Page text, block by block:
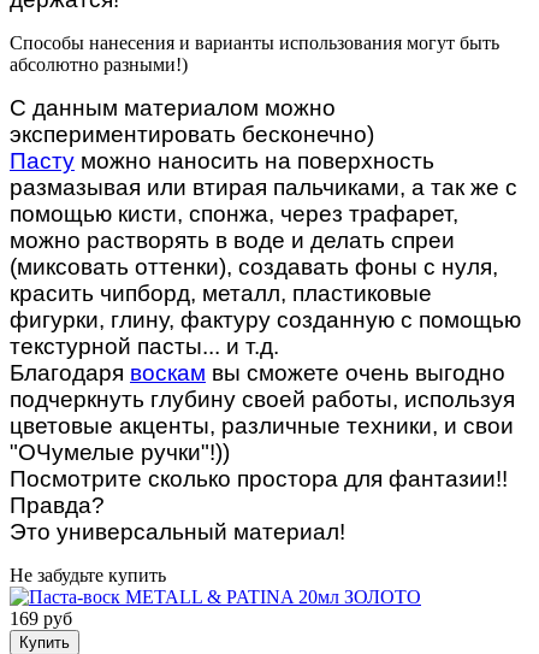
Способы нанесения и варианты использования могут быть
абсолютно разными!)
С данным материалом можно
экспериментировать бесконечно)
Пасту можно наносить на поверхность
размазывая или втирая пальчиками, а так же с
помощью кисти, спонжа, через трафарет,
можно растворять в воде и делать спреи
(миксовать оттенки), создавать фоны с нуля,
красить чипборд, металл, пластиковые
фигурки, глину, фактуру созданную с помощью
текстурной пасты... и т.д.
Благодаря воскам вы сможете очень выгодно
подчеркнуть глубину своей работы, используя
цветовые акценты, различные техники, и свои
"ОЧумелые ручки"!))
Посмотрите сколько простора для фантазии!!
Правда?
Это универсальный материал!
Не забудьте купить
169 руб
Купить